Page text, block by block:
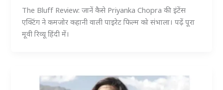
The Bluff Review: जानें कैसे Priyanka Chopra की इंटेंस
एक्टिंग ने कमजोर कहानी वाली पाइरेट फिल्म को संभाला। पढ़ें पूरा
मूवी रिव्यू हिंदी में।